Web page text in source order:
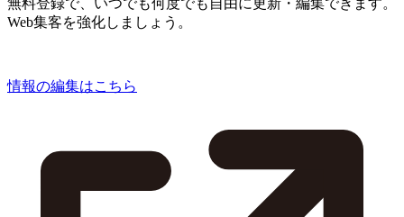
Web集客を強化しましょう。
情報の編集はこちら